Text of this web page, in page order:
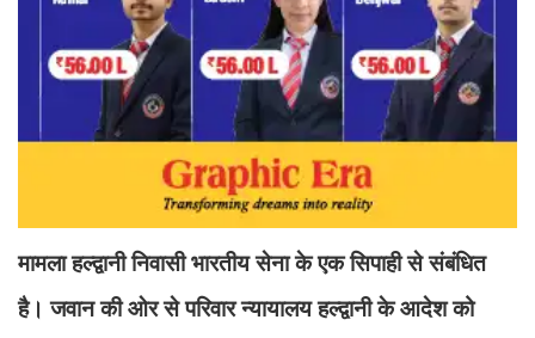
मामला हल्द्वानी निवासी भारतीय सेना के एक सिपाही से संबंधित
है। जवान की ओर से परिवार न्यायालय हल्द्वानी के आदेश को